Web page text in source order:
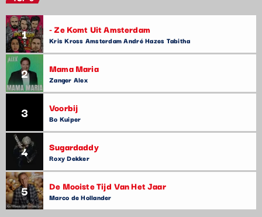
1 - Ze Komt Uit Amsterdam
Kris Kross Amsterdam André Hazes Tabitha
2 Mama Maria
Zanger Alex
3 Voorbij
Bo Kuiper
4 Sugardaddy
Roxy Dekker
5 De Mooiste Tijd Van Het Jaar
Marco de Hollander